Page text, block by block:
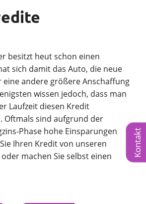
besitzt heut schon einen
sich damit das Auto, die neue
andere größere Anschaffung
wissen jedoch, dass man
Laufzeit diesen Kredit
Oftmals sind aufgrund der
Phase hohe Einsparungen
Ihren Kredit von unseren
machen Sie selbst einen
Kontakt